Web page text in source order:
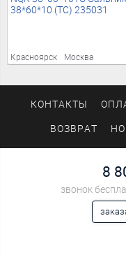
38*60*10 (TC) 235031
Красноярск Москва
КОНТАКТЫ
ВОЗВРАТ
8
звонок